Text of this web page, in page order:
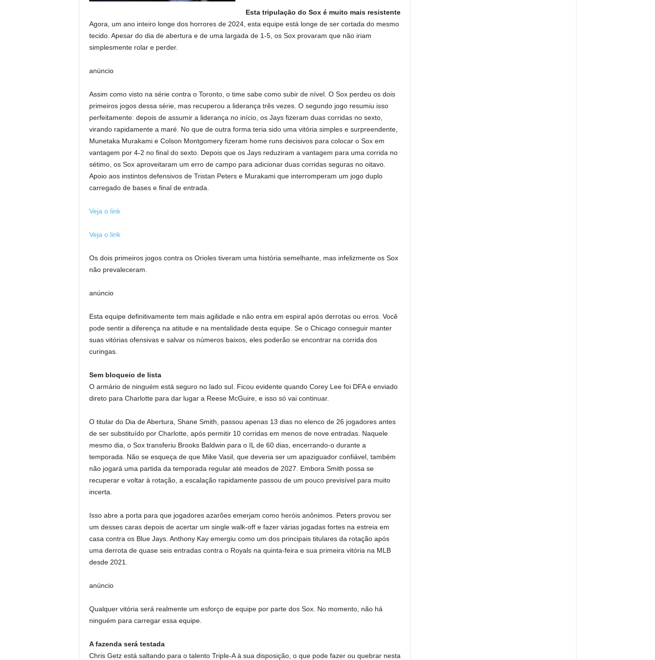
Esta tripulação do Sox é muito mais resistente
Agora, um ano inteiro longe dos horrores de 2024, esta equipe está longe de ser cortada do mesmo
tecido. Apesar do dia de abertura e de uma largada de 1-5, os Sox provaram que não iriam
simplesmente rolar e perder.
anúncio
Assim como visto na série contra o Toronto, o time sabe como subir de nível. O Sox perdeu os dois
primeiros jogos dessa série, mas recuperou a liderança três vezes. O segundo jogo resumiu isso
perfeitamente: depois de assumir a liderança no início, os Jays fizeram duas corridas no sexto,
virando rapidamente a maré. No que de outra forma teria sido uma vitória simples e surpreendente,
Munetaka Murakami e Colson Montgomery fizeram home runs decisivos para colocar o Sox em
vantagem por 4-2 no final do sexto. Depois que os Jays reduziram a vantagem para uma corrida no
sétimo, os Sox aproveitaram um erro de campo para adicionar duas corridas seguras no oitavo.
Apoio aos instintos defensivos de Tristan Peters e Murakami que interromperam um jogo duplo
carregado de bases e final de entrada.
Veja o link
Veja o link
Os dois primeiros jogos contra os Orioles tiveram uma história semelhante, mas infelizmente os Sox
não prevaleceram.
anúncio
Esta equipe definitivamente tem mais agilidade e não entra em espiral após derrotas ou erros. Você
pode sentir a diferença na atitude e na mentalidade desta equipe. Se o Chicago conseguir manter
suas vitórias ofensivas e salvar os números baixos, eles poderão se encontrar na corrida dos
curingas.
Sem bloqueio de lista
O armário de ninguém está seguro no lado sul. Ficou evidente quando Corey Lee foi DFA e enviado
direto para Charlotte para dar lugar a Reese McGuire, e isso só vai continuar.
O titular do Dia de Abertura, Shane Smith, passou apenas 13 dias no elenco de 26 jogadores antes
de ser substituído por Charlotte, após permitir 10 corridas em menos de nove entradas. Naquele
mesmo dia, o Sox transferiu Brooks Baldwin para o IL de 60 dias, encerrando-o durante a
temporada. Não se esqueça de que Mike Vasil, que deveria ser um apaziguador confiável, também
não jogará uma partida da temporada regular até meados de 2027. Embora Smith possa se
recuperar e voltar à rotação, a escalação rapidamente passou de um pouco previsível para muito
incerta.
Isso abre a porta para que jogadores azarões emerjam como heróis anônimos. Peters provou ser
um desses caras depois de acertar um single walk-off e fazer várias jogadas fortes na estreia em
casa contra os Blue Jays. Anthony Kay emergiu como um dos principais titulares da rotação após
uma derrota de quase seis entradas contra o Royals na quinta-feira e sua primeira vitória na MLB
desde 2021.
anúncio
Qualquer vitória será realmente um esforço de equipe por parte dos Sox. No momento, não há
ninguém para carregar essa equipe.
A fazenda será testada
Chris Getz está saltando para o talento Triple-A à sua disposição, o que pode fazer ou quebrar nesta